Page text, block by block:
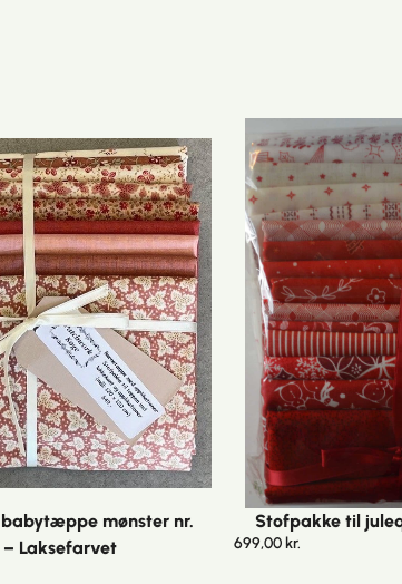
mønster nr.
– Laksefarvet
Stofpakke til
699,00 kr.